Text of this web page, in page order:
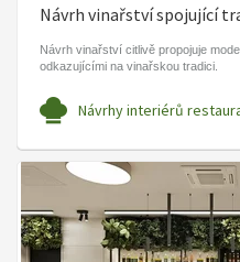
Návrh vinařství spojující
Návrh vinařství citlivě propojuje
odkazujícími na vinařskou tradici.
Návrhy interiérů